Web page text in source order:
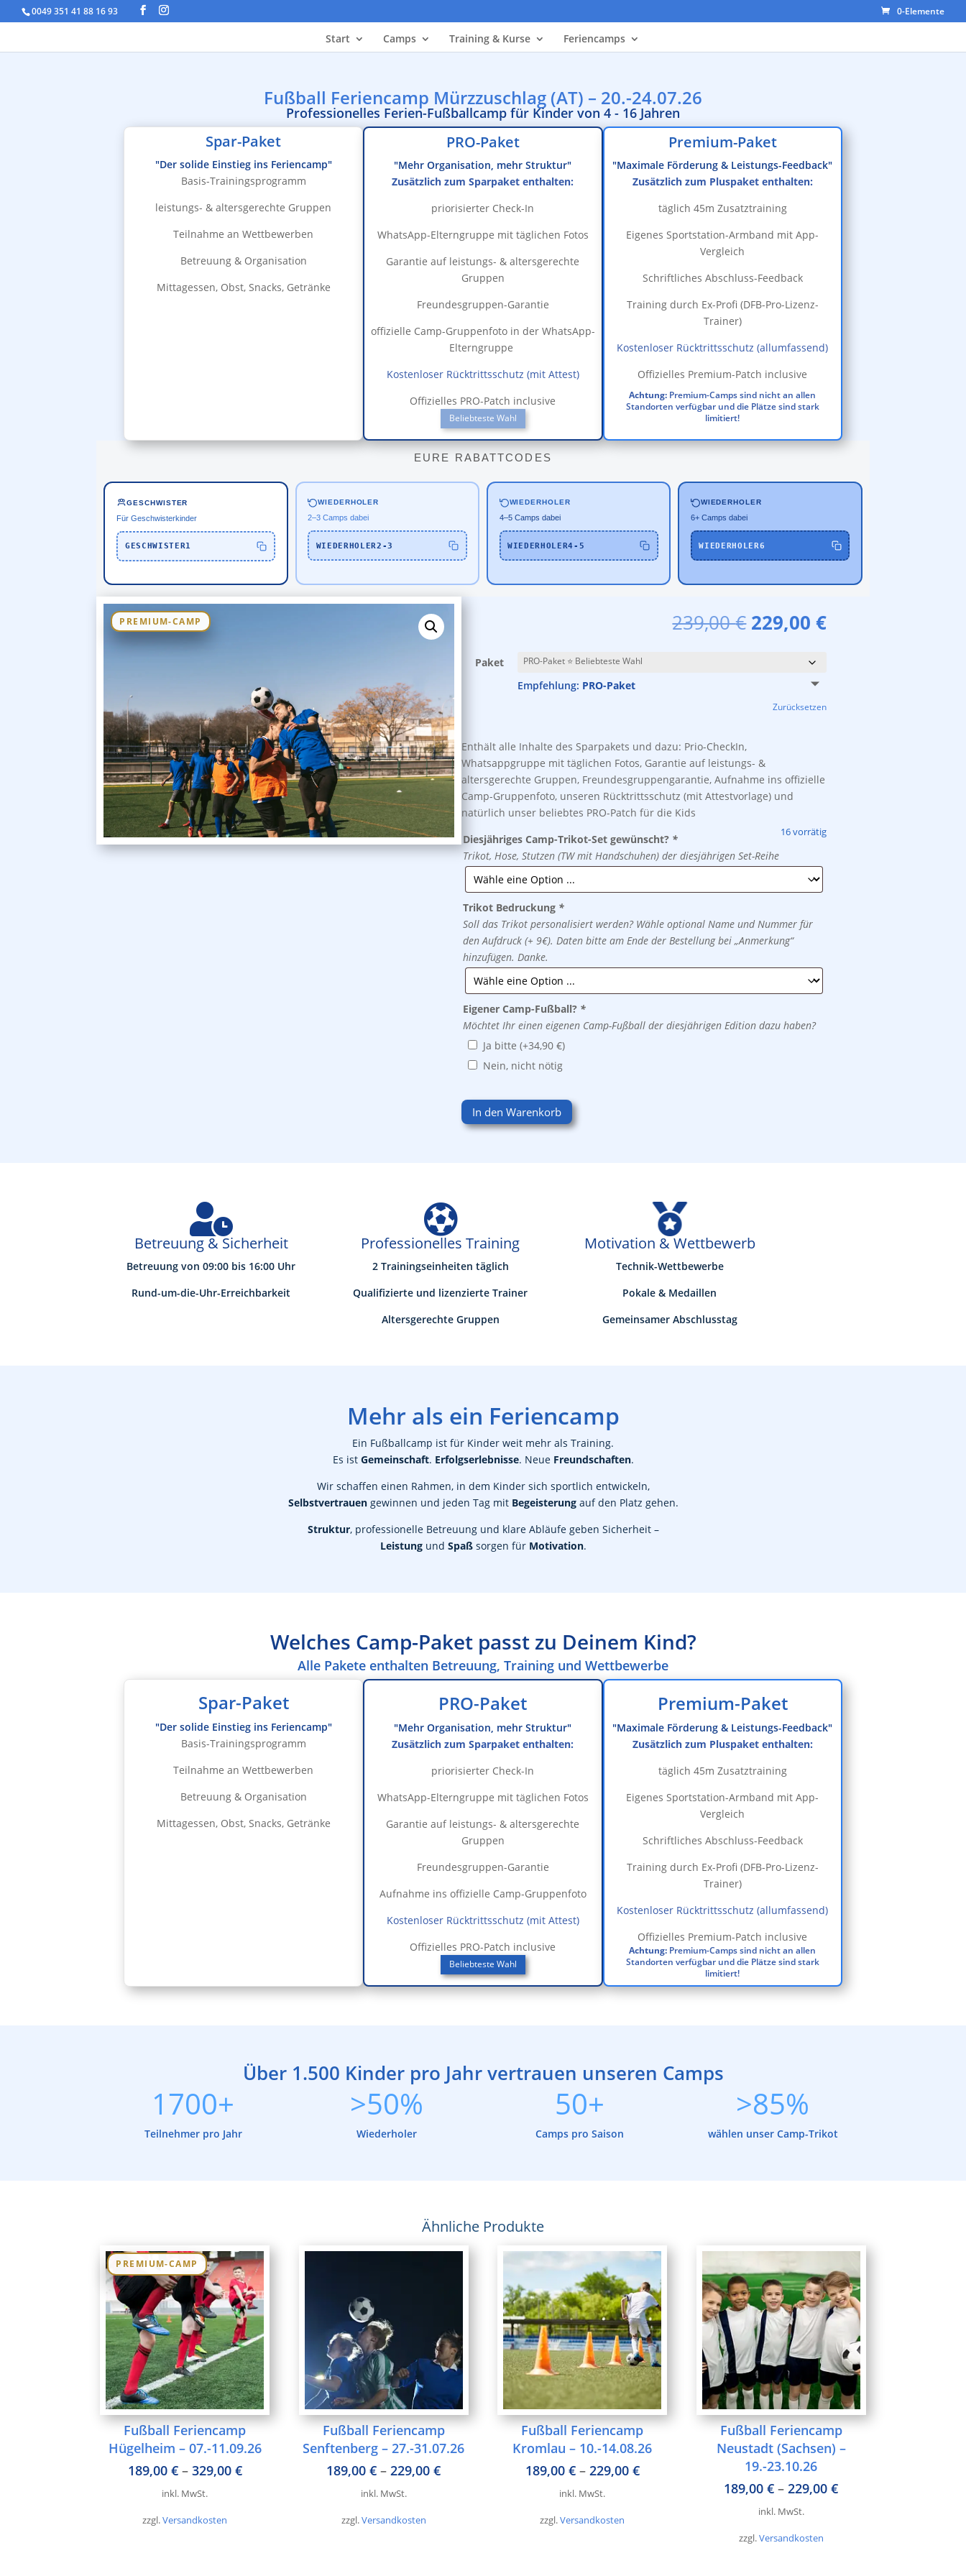
0049 351 41 88 16 93 0-Elemente
Start Camps Training & Kurse Feriencamps
Fußball Feriencamp Mürzzuschlag (AT) – 20.-24.07.26
Professionelles Ferien-Fußballcamp für Kinder von 4 - 16 Jahren
Spar-Paket
"Der solide Einstieg ins Feriencamp"
Basis-Trainingsprogramm
leistungs- & altersgerechte Gruppen
Teilnahme an Wettbewerben
Betreuung & Organisation
Mittagessen, Obst, Snacks, Getränke
PRO-Paket
"Mehr Organisation, mehr Struktur"
Zusätzlich zum Sparpaket enthalten:
priorisierter Check-In
WhatsApp-Elterngruppe mit täglichen Fotos
Garantie auf leistungs- & altersgerechte
Gruppen
Freundesgruppen-Garantie
offizielle Camp-Gruppenfoto in der WhatsApp-
Elterngruppe
Kostenloser Rücktrittsschutz (mit Attest)
Offizielles PRO-Patch inclusive
Beliebteste Wahl
Premium-Paket
"Maximale Förderung & Leistungs-Feedback"
Zusätzlich zum Pluspaket enthalten:
täglich 45m Zusatztraining
Eigenes Sportstation-Armband mit App-
Vergleich
Schriftliches Abschluss-Feedback
Training durch Ex-Profi (DFB-Pro-Lizenz-
Trainer)
Kostenloser Rücktrittsschutz (allumfassend)
Offizielles Premium-Patch inclusive
Achtung: Premium-Camps sind nicht an allen
Standorten verfügbar und die Plätze sind stark
limitiert!
EURE RABATTCODES
GESCHWISTER
Für Geschwisterkinder
GESCHWISTER1
WIEDERHOLER
2–3 Camps dabei
WIEDERHOLER2-3
WIEDERHOLER
4–5 Camps dabei
WIEDERHOLER4-5
WIEDERHOLER
6+ Camps dabei
WIEDERHOLER6
PREMIUM-CAMP 239,00€ Ursprünglicher
Preis
239,00 €
229,00€Aktueller
Versandkosten
(Details zu den Paketen findest Du weiter oben auf dieser Seite.)
Paket
Empfehlung: PRO-Paket
Zurücksetzen
Enthält alle Inhalte des Sparpakets und dazu: Prio-CheckIn,
Whatsappgruppe mit täglichen Fotos, Garantie auf leistungs- &
altersgerechte Gruppen, Freundesgruppengarantie, Aufnahme ins offizielle
Camp-Gruppenfoto, unseren Rücktrittsschutz (mit Attestvorlage) und
natürlich unser beliebtes PRO-Patch für die Kids
16 vorrätig
Diesjähriges Camp-Trikot-Set gewünscht? *
Trikot, Hose, Stutzen (TW mit Handschuhen) der diesjährigen Set-Reihe
Trikot Bedruckung *
Soll das Trikot personalisiert werden? Wähle optional Name und Nummer für
den Aufdruck (+ 9€). Daten bitte am Ende der Bestellung bei „Anmerkung“
hinzufügen. Danke.
Eigener Camp-Fußball? *
Möchtet Ihr einen eigenen Camp-Fußball der diesjährigen Edition dazu haben?
Ja bitte(+34,90€)
Nein, nicht nötig
In den Warenkorb

Betreuung & Sicherheit
Betreuung von 09:00 bis 16:00 Uhr
Rund-um-die-Uhr-Erreichbarkeit

Professionelles Training
2 Trainingseinheiten täglich
Qualifizierte und lizenzierte Trainer
Altersgerechte Gruppen

Motivation & Wettbewerb
Technik-Wettbewerbe
Pokale & Medaillen
Gemeinsamer Abschlusstag
Mehr als ein Feriencamp
Ein Fußballcamp ist für Kinder weit mehr als Training.
Es ist Gemeinschaft. Erfolgserlebnisse. Neue Freundschaften.
Wir schaffen einen Rahmen, in dem Kinder sich sportlich entwickeln,
Selbstvertrauengewinnen und jeden Tag mit Begeisterungauf den Platz gehen.
Struktur, professionelle Betreuung und klare Abläufe geben Sicherheit –
Leistungund Spaßsorgen für Motivation.
Welches Camp-Paket passt zu Deinem Kind?
Alle Pakete enthalten Betreuung, Training und Wettbewerbe
Spar-Paket
"Der solide Einstieg ins Feriencamp"
Basis-Trainingsprogramm
Teilnahme an Wettbewerben
Betreuung & Organisation
Mittagessen, Obst, Snacks, Getränke
PRO-Paket
"Mehr Organisation, mehr Struktur"
Zusätzlich zum Sparpaket enthalten:
priorisierter Check-In
WhatsApp-Elterngruppe mit täglichen Fotos
Garantie auf leistungs- & altersgerechte
Gruppen
Freundesgruppen-Garantie
Aufnahme ins offizielle Camp-Gruppenfoto
Kostenloser Rücktrittsschutz (mit Attest)
Offizielles PRO-Patch inclusive
Beliebteste Wahl
Premium-Paket
"Maximale Förderung & Leistungs-Feedback"
Zusätzlich zum Pluspaket enthalten:
täglich 45m Zusatztraining
Eigenes Sportstation-Armband mit App-
Vergleich
Schriftliches Abschluss-Feedback
Training durch Ex-Profi (DFB-Pro-Lizenz-
Trainer)
Kostenloser Rücktrittsschutz (allumfassend)
Offizielles Premium-Patch inclusive
Achtung: Premium-Camps sind nicht an allen
Standorten verfügbar und die Plätze sind stark
limitiert!
Über 1.500 Kinder pro Jahr vertrauen unseren Camps
1700+
Teilnehmer pro Jahr
>50%
Wiederholer
50+
Camps pro Saison
>85%
wählen unser Camp-Trikot
Ähnliche Produkte
PREMIUM-CAMP
Fußball Feriencamp
Hügelheim – 07.-11.09.26
189,00 €– 329,00 €
inkl. MwSt.
zzgl.Versandkosten
Fußball Feriencamp
Senftenberg – 27.-31.07.26
189,00€ –229,00€
inkl. MwSt.
zzgl.Versandkosten
Fußball Feriencamp
Kromlau – 10.-14.08.26
189,00 €– 229,00 €
inkl. MwSt.
zzgl.Versandkosten
Fußball Feriencamp
Neustadt (Sachsen) –
19.-23.10.26
189,00€ –229,00€
inkl. MwSt.
zzgl.Versandkosten